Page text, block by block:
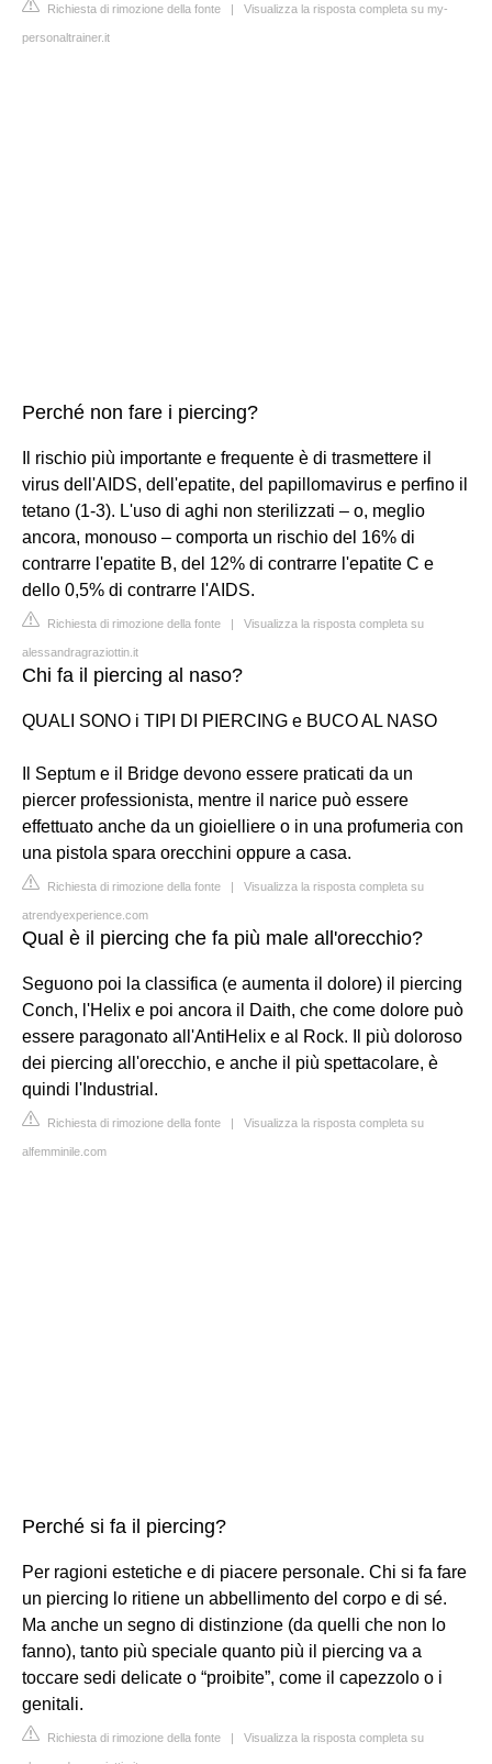
Richiesta di rimozione della fonte | Visualizza la risposta completa su my-
personaltrainer.it
Perché non fare i piercing?
Il rischio più importante e frequente è di trasmettere il
virus dell'AIDS, dell'epatite, del papillomavirus e perfino il
tetano (1-3). L'uso di aghi non sterilizzati – o, meglio
ancora, monouso – comporta un rischio del 16% di
contrarre l'epatite B, del 12% di contrarre l'epatite C e
dello 0,5% di contrarre l'AIDS.
Richiesta di rimozione della fonte | Visualizza la risposta completa su
alessandragraziottin.it
Chi fa il piercing al naso?
QUALI SONO i TIPI DI PIERCING e BUCO AL NASO
Il Septum e il Bridge devono essere praticati da un
piercer professionista, mentre il narice può essere
effettuato anche da un gioielliere o in una profumeria con
una pistola spara orecchini oppure a casa.
Richiesta di rimozione della fonte | Visualizza la risposta completa su
atrendyexperience.com
Qual è il piercing che fa più male all'orecchio?
Seguono poi la classifica (e aumenta il dolore) il piercing
Conch, l'Helix e poi ancora il Daith, che come dolore può
essere paragonato all'AntiHelix e al Rock. Il più doloroso
dei piercing all'orecchio, e anche il più spettacolare, è
quindi l'Industrial.
Richiesta di rimozione della fonte | Visualizza la risposta completa su
alfemminile.com
Perché si fa il piercing?
Per ragioni estetiche e di piacere personale. Chi si fa fare
un piercing lo ritiene un abbellimento del corpo e di sé.
Ma anche un segno di distinzione (da quelli che non lo
fanno), tanto più speciale quanto più il piercing va a
toccare sedi delicate o “proibite”, come il capezzolo o i
genitali.
Richiesta di rimozione della fonte | Visualizza la risposta completa su